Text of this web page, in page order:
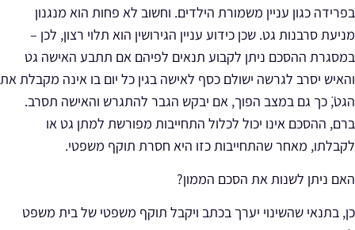
בפרידה כגון עניין משמורת הילדים. וחשוב לא פחות הוא מנגנון
מניעת סרבנות גט. שכן כידוע עניין הגירושין הוא תלוי רצון, לכן –
במסגרת ההסכם ניתן לקבוע תנאים לפיהם אם תתבע האישה גט
והאיש יסרב לגרשה ישולם כסף לאישה בגין כל יום בו אינה מקבלת את
הגט̈, כך גם במצב הפוך, אם יבקש הגבר להתגרש והאישה תסרב.
ברם, ההסכם אינו יכול לכלול התחייבות מפורשת למתן גט או
לקבלתו, מאחר שהתחייבות כזו היא חסרת תוקף משפטי.
האם ניתן לשנות את הסכם הממון?
כן, בתנאי שהשינוי יערך בכתב ויקבל תוקף משפטי של בית משפט